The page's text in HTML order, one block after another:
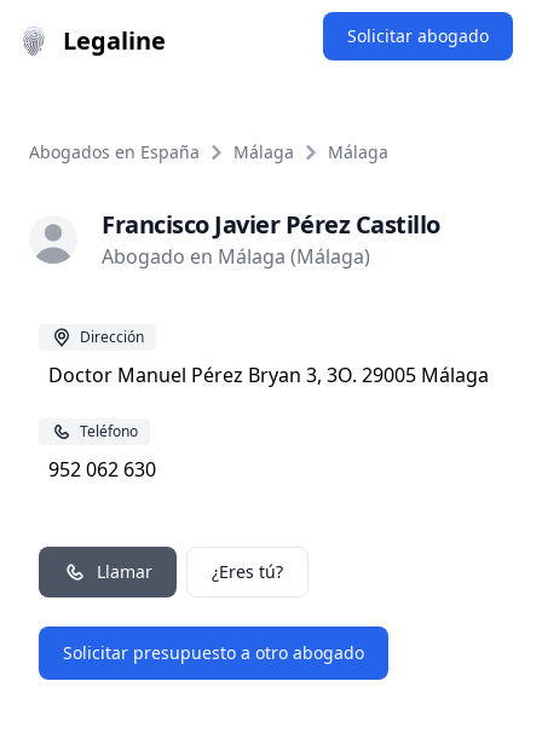
Legaline Solicitar abogado
Abogados en España Málaga Málaga
Francisco Javier Pérez Castillo
Abogado en Málaga (Málaga)
Dirección
Doctor Manuel Pérez Bryan 3, 3O. 29005 Málaga
Teléfono
952 062 630
Llamar ¿Eres tú?
Solicitar presupuesto a otro abogado